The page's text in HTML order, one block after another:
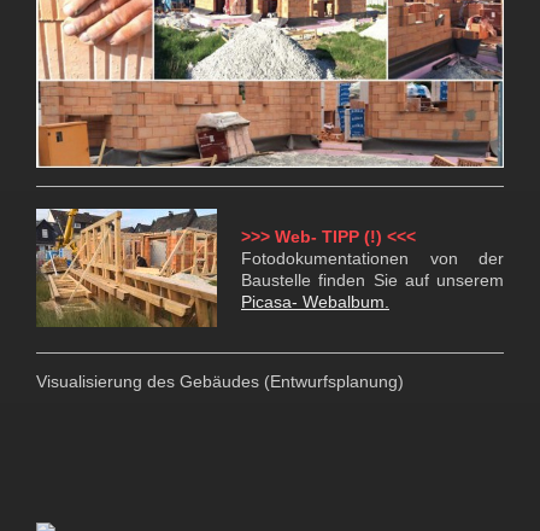
>>> Web- TIPP (!) <<<
Fotodokumentationen von der
Baustelle finden Sie auf unserem
Picasa- Webalbum.
Visualisierung des Gebäudes (Entwurfsplanung)